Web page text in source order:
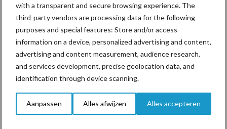
with a transparent and secure browsing experience. The
third-party vendors are processing data for the following
purposes and special features: Store and/or access
information on a device, personalized advertising and content,
advertising and content measurement, audience research,
and services development, precise geolocation data, and
identification through device scanning.
Aanpassen Alles afwijzen Alles accepteren
Tien praktische tips voor
een langere levensduur
“Vraag naar praktische
Polen groter dan ooit”